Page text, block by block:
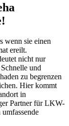
wenn sie einen
ereilt.
nicht nur
und
zu begrenzen
Hier kommt
in
Partner für LKW-